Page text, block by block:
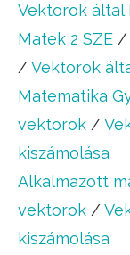
Vektorok által
Matek 2 SZE /
/ Vektorok
Matematika
vektorok /
kiszámolása
Alkalmazott
vektorok /
kiszámolása